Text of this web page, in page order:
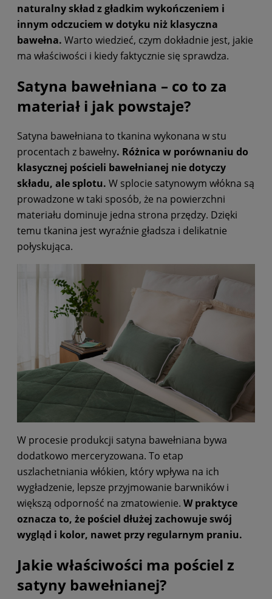
naturalny skład z gładkim wykończeniem i
innym odczuciem w dotyku niż klasyczna
bawełna. Warto wiedzieć, czym dokładnie jest, jakie
ma właściwości i kiedy faktycznie się sprawdza.
Satyna bawełniana – co to za
materiał i jak powstaje?
Satyna bawełniana to tkanina wykonana w stu
procentach z bawełny. Różnica w porównaniu do
klasycznej pościeli bawełnianej nie dotyczy
składu, ale splotu. W splocie satynowym włókna są
prowadzone w taki sposób, że na powierzchni
materiału dominuje jedna strona przędzy. Dzięki
temu tkanina jest wyraźnie gładsza i delikatnie
połyskująca.
W procesie produkcji satyna bawełniana bywa
dodatkowo merceryzowana. To etap
uszlachetniania włókien, który wpływa na ich
wygładzenie, lepsze przyjmowanie barwników i
większą odporność na zmatowienie. W praktyce
oznacza to, że pościel dłużej zachowuje swój
wygląd i kolor, nawet przy regularnym praniu.
Jakie właściwości ma pościel z
satyny bawełnianej?